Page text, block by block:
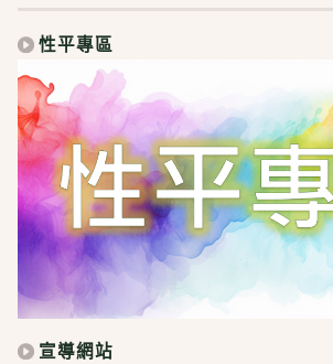
性平專區
宣導網站